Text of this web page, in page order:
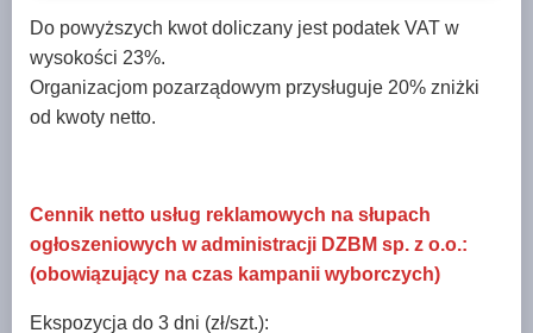
Do powyższych kwot doliczany jest podatek VAT w
wysokości 23%.
Organizacjom pozarządowym przysługuje 20% zniżki
od kwoty netto.
Cennik netto usług reklamowych na słupach
ogłoszeniowych w administracji DZBM sp. z o.o.:
(obowiązujący na czas kampanii wyborczych)
Ekspozycja do 3 dni (zł/szt.):